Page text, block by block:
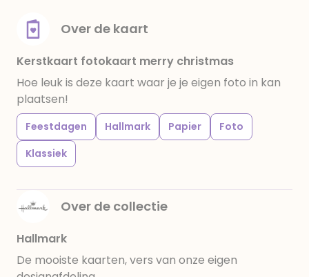
Over de kaart
Kerstkaart fotokaart merry christmas
Hoe leuk is deze kaart waar je je eigen foto in kan
plaatsen!
Feestdagen Hallmark Papier
Foto
Klassiek
Over de collectie
Hallmark
De mooiste kaarten, vers van onze eigen